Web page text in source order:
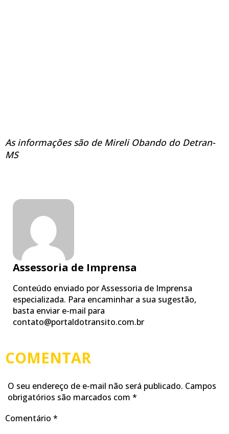
As informações são de Mireli Obando do Detran-
MS
Assessoria de Imprensa
Conteúdo enviado por Assessoria de Imprensa
especializada. Para encaminhar a sua sugestão,
basta enviar e-mail para
contato@portaldotransito.com.br
COMENTAR
O seu endereço de e-mail não será publicado. Campos
obrigatórios são marcados com *
Comentário *